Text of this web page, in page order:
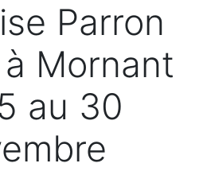
Parron
Mornant
au 30